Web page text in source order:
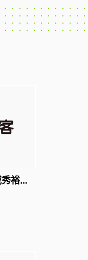
藏壽司 新店威秀裕隆店